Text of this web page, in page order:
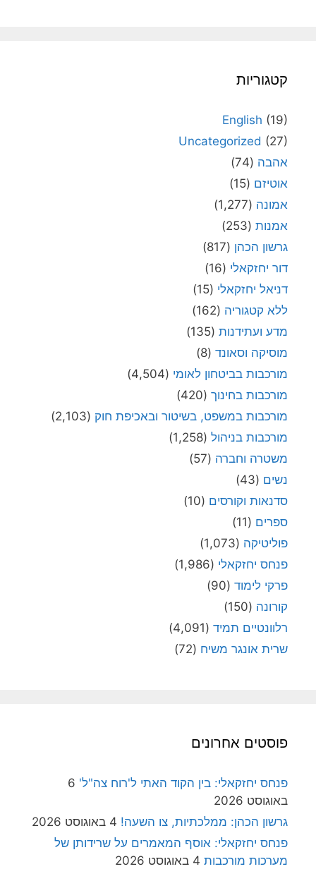
קטגוריות
English (19)
Uncategorized (27)
אהבה (74)
אוטיזם (15)
אמונה (1,277)
אמנות (253)
גרשון הכהן (817)
דור יחזקאלי (16)
דניאל יחזקאלי (15)
ללא קטגוריה (162)
מדע ועתידנות (135)
מוסיקה וסאונד (8)
מורכבות בביטחון לאומי (4,504)
מורכבות בחינוך (420)
מורכבות במשפט, בשיטור ובאכיפת חוק (2,103)
מורכבות בניהול (1,258)
משטרה וחברה (57)
נשים (43)
סדנאות וקורסים (10)
ספרים (11)
פוליטיקה (1,073)
פנחס יחזקאלי (1,986)
פרקי לימוד (90)
קורונה (150)
רלוונטיים תמיד (4,091)
שרית אונגר משיח (72)
פוסטים אחרונים
פנחס יחזקאלי: בין הקוד האתי ל'רוח צה"ל' 6
באוגוסט 2026
גרשון הכהן: ממלכתיות, צו השעה! 4 באוגוסט 2026
פנחס יחזקאלי: אוסף המאמרים על שרידותן של
מערכות מורכבות 4 באוגוסט 2026